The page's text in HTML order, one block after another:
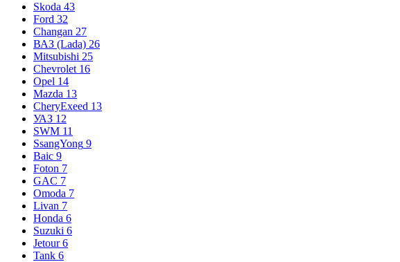
Skoda 43
Ford 32
Changan 27
ВАЗ (Lada) 26
Mitsubishi 25
Chevrolet 16
Opel 14
Mazda 13
CheryExeed 13
УАЗ 12
SWM 11
SsangYong 9
Baic 9
Foton 7
GAC 7
Omoda 7
Livan 7
Honda 6
Suzuki 6
Jetour 6
Tank 6